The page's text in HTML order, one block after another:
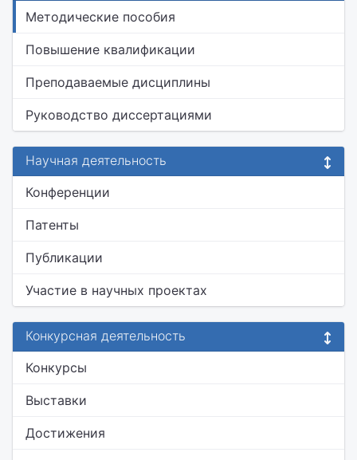
Методические пособия
Повышение квалификации
Преподаваемые дисциплины
Руководство диссертациями
Научная деятельность
Конференции
Патенты
Публикации
Участие в научных проектах
Конкурсная деятельность
Конкурсы
Выставки
Достижения